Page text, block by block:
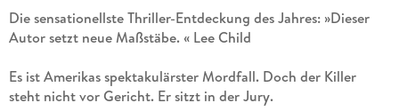
Die sensationellste Thriller-Entdeckung des Jahres: »Dieser
Autor setzt neue Maßstäbe. « Lee Child
Es ist Amerikas spektakulärster Mordfall. Doch der Killer
steht nicht vor Gericht. Er sitzt in der Jury.